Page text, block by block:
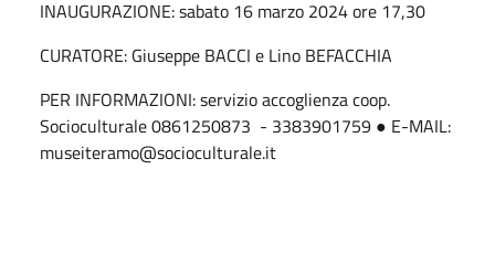
INAUGURAZIONE: sabato 16 marzo 2024 ore 17,30
CURATORE: Giuseppe BACCI e Lino BEFACCHIA
PER INFORMAZIONI: servizio accoglienza coop.
Socioculturale 0861250873 - 3383901759 ● E-MAIL:
museiteramo@socioculturale.it